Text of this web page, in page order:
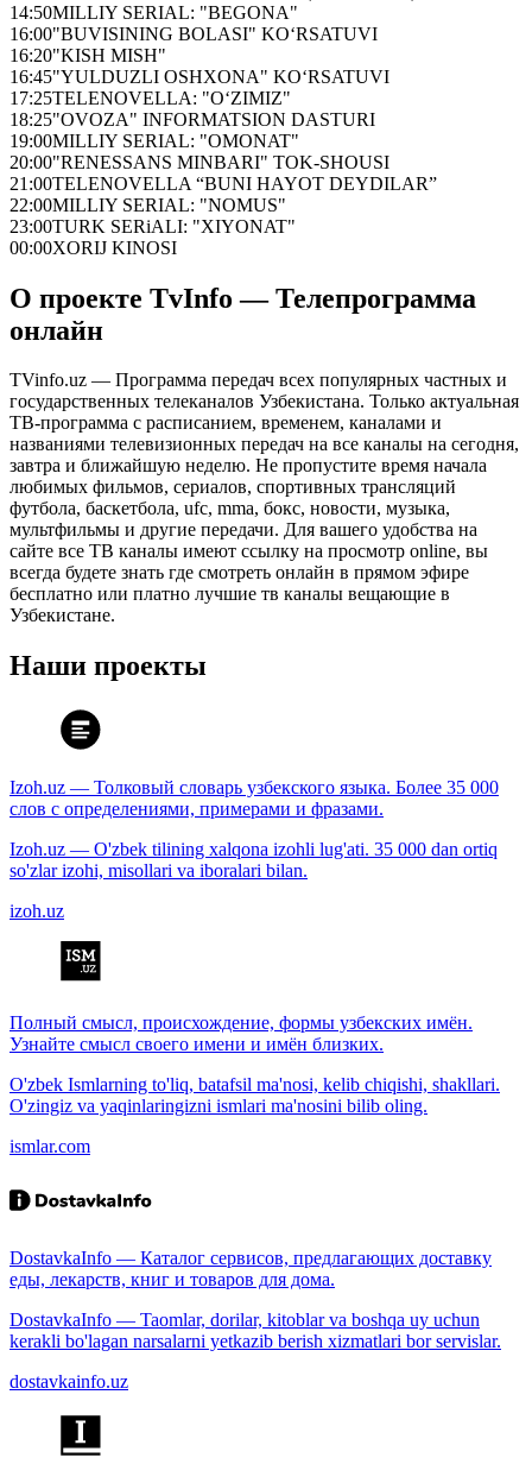
14:50MILLIY SERIAL: "BEGONA"
16:00"BUVISINING BOLASI" KO‘RSATUVI
16:20"KISH MISH"
16:45"YULDUZLI OSHXONA" KO‘RSATUVI
17:25TELENOVELLA: "O‘ZIMIZ"
18:25"OVOZA" INFORMATSION DASTURI
19:00MILLIY SERIAL: "OMONAT"
20:00"RENESSANS MINBARI" TOK-SHOUSI
21:00TELENOVELLA “BUNI HAYOT DEYDILAR”
22:00MILLIY SERIAL: "NOMUS"
23:00TURK SERiALI: "XIYONAT"
00:00XORIJ KINOSI
О проекте TvInfo — Телепрограмма
онлайн
TVinfo.uz — Программа передач всех популярных частных и
государственных телеканалов Узбекистана. Только актуальная
ТВ-программа с расписанием, временем, каналами и
названиями телевизионных передач на все каналы на сегодня,
завтра и ближайшую неделю. Не пропустите время начала
любимых фильмов, сериалов, спортивных трансляций
футбола, баскетбола, ufc, mma, бокс, новости, музыка,
мультфильмы и другие передачи. Для вашего удобства на
сайте все ТВ каналы имеют ссылку на просмотр online, вы
всегда будете знать где смотреть онлайн в прямом эфире
бесплатно или платно лучшие тв каналы вещающие в
Узбекистане.
Наши проекты
Izoh.uz — Толковый словарь узбекского языка. Более 35 000
слов с определениями, примерами и фразами.
Izoh.uz — O'zbek tilining xalqona izohli lug'ati. 35 000 dan ortiq
so'zlar izohi, misollari va iboralari bilan.
izoh.uz
Полный смысл, происхождение, формы узбекских имён.
Узнайте смысл своего имени и имён близких.
O'zbek Ismlarning to'liq, batafsil ma'nosi, kelib chiqishi, shakllari.
O'zingiz va yaqinlaringizni ismlari ma'nosini bilib oling.
ismlar.com
DostavkaInfo — Каталог сервисов, предлагающих доставку
еды, лекарств, книг и товаров для дома.
DostavkaInfo — Taomlar, dorilar, kitoblar va boshqa uy uchun
kerakli bo'lagan narsalarni yetkazib berish xizmatlari bor servislar.
dostavkainfo.uz